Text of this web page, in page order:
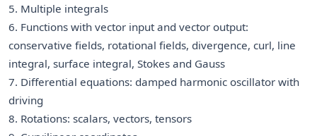
5. Multiple integrals
6. Functions with vector input and vector output:
conservative fields, rotational fields, divergence, curl, line
integral, surface integral, Stokes and Gauss
7. Differential equations: damped harmonic oscillator with
driving
8. Rotations: scalars, vectors, tensors